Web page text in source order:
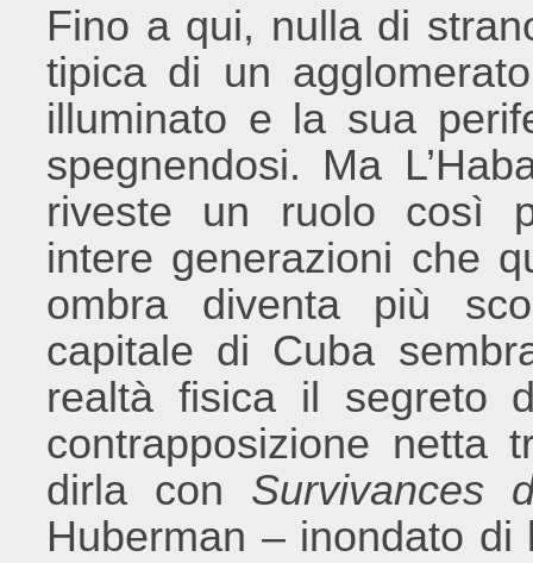
Fino a qui, nulla di
tipica di un
illuminato e la sua
spegnendosi. Ma
riveste un ruolo così
intere generazioni che
ombra diventa più
capitale di Cuba
realtà fisica il segreto
contrapposizione netta
dirla con Survivances
Huberman – inondato